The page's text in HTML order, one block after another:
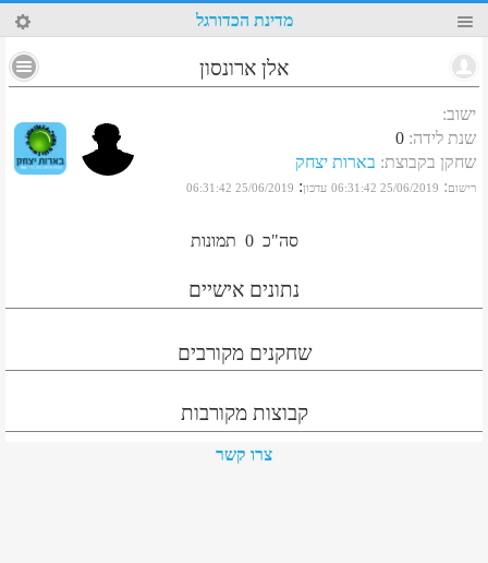
37 מדינת הכדורגל
אלן ארונסון
ישוב:
שנת לידה:
0
שחקן בקבוצת: בארות יצחק
רישום:
25/06/2019 06:31:42 עדכון:
25/06/2019 06:31:42
סה"כ 0 תמונות
נתונים אישיים
שחקנים מקורבים
קבוצות מקורבות
צרו קשר